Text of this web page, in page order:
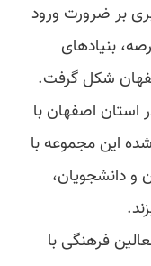
بر ضرورت ورود
بنیادهای
شکل گرفت.
اصفهان با
این مجموعه با
دانشجویان،
فرهنگی با